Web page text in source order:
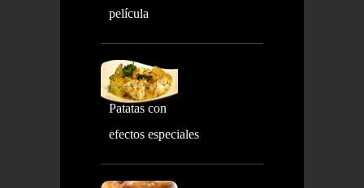
película
Patatas con
efectos especiales